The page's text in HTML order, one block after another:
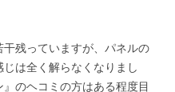
残っていますが、パネルの
は全く解らなくなりまし
のヘコミの方はある程度目